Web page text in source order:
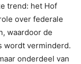
trend: het Hof
over federale
waardoor de
wordt verminderd.
onderdeel van